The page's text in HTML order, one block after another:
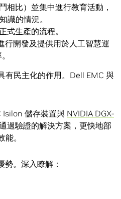
相比）並集中進行教育活動，
識的情況。
式生產的流程。
行開發及提供用於人工智慧運
有民主化的作用。Dell EMC 與
Isilon 儲存裝置與 NVIDIA DGX-
過驗證的解決方案，更快地部
。
。深入瞭解：